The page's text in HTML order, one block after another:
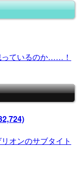
っているのか……！
オンのサブタイト